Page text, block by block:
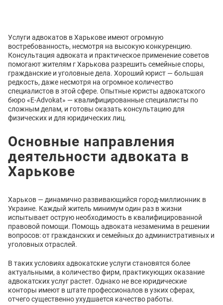
Услуги адвокатов в Харькове имеют огромную
востребованность, несмотря на высокую конкуренцию.
Консультация адвоката и практическое применение советов
помогают жителям г Харькова разрешить семейные споры,
гражданские и уголовные дела. Хороший юрист — большая
редкость, даже несмотря на огромное количество
специалистов в этой сфере. Опытные юристы адвокатского
бюро «E-Advokat» — квалифицированные специалисты по
сложным делам, и готовы оказать консультацию для
физических и для юридических лиц.
Основные направления
деятельности адвоката в
Харькове
Харьков — динамично развивающийся город-миллионник в
Украине. Каждый житель минимум один раз в жизни
испытывает острую необходимость в квалифицированной
правовой помощи. Помощь адвоката незаменима в решении
вопросов: от гражданских и семейных до административных и
уголовных отраслей.
В таких условиях адвокатские услуги становятся более
актуальными, а количество фирм, практикующих оказание
адвокатских услуг растет. Однако не все юридические
конторы имеют в штате профессионалов в узких сферах,
отчего существенно ухудшается качество работы.